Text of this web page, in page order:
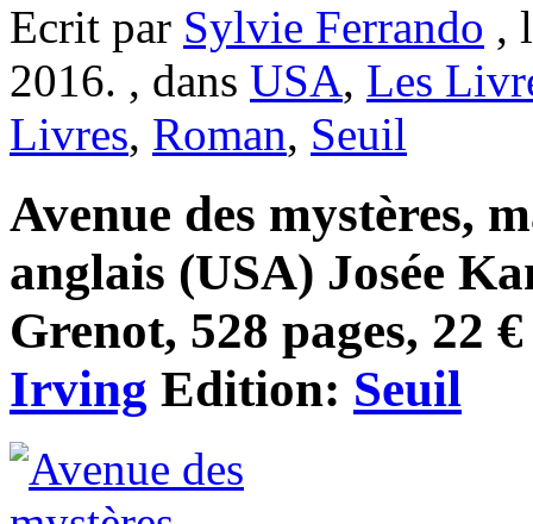
Ecrit par Sylvie Ferrando ,
2016. , dans USA, Les
Livres, Roman, Seuil
Avenue des mystères,
anglais (USA) Josée
Grenot, 528 pages, 22
Irving Edition: Seuil